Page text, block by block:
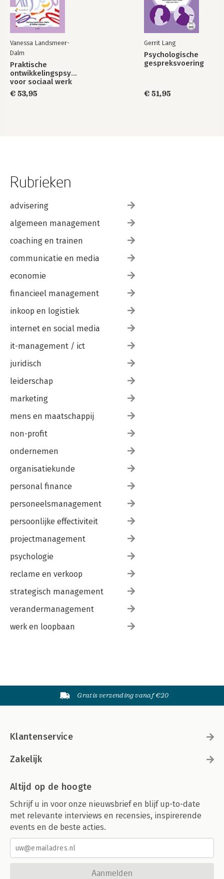
Vanessa Landsmeer-
Dalm
Praktische
ontwikkelingspsychologie
voor sociaal werk
€ 53,95
Gerrit Lang
Psychologische
gespreksvoering
€ 51,95
Rubrieken
advisering
algemeen management
coaching en trainen
communicatie en media
economie
financieel management
inkoop en logistiek
internet en social media
it-management / ict
juridisch
leiderschap
marketing
mens en maatschappij
non-profit
ondernemen
organisatiekunde
personal finance
personeelsmanagement
persoonlijke effectiviteit
projectmanagement
psychologie
reclame en verkoop
strategisch management
verandermanagement
werk en loopbaan
Gratis verzending vanaf €20
Klantenservice
Zakelijk
Altijd op de hoogte
Schrijf u in voor onze nieuwsbrief en blijf up-to-date
met relevante interviews en recensies, inspirerende
events en de beste acties.
Aanmelden